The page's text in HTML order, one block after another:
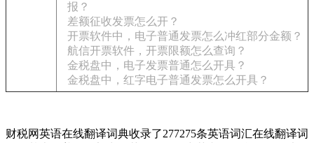
报？
差额征收发票怎么开？
开票软件中，电子普通发票怎么冲红部分金额？
航信开票软件，开票限额怎么查询？
金税盘中，电子发票普通怎么开具？
金税盘中，红字电子普通发票怎么开具？
财税网英语在线翻译词典收录了277275条英语词汇在线翻译词